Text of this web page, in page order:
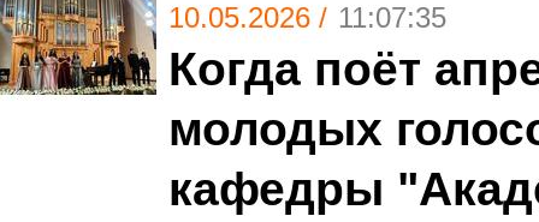
10.05.2026 / 11:07:35
Когда поёт
молодых
кафедры